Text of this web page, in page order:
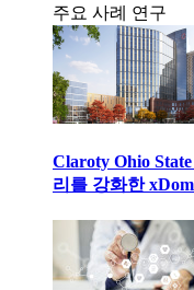
주요 사례 연구
Claroty Ohio
리를 강화한